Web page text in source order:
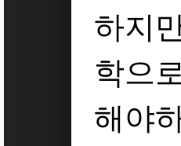
하지
학으
해야